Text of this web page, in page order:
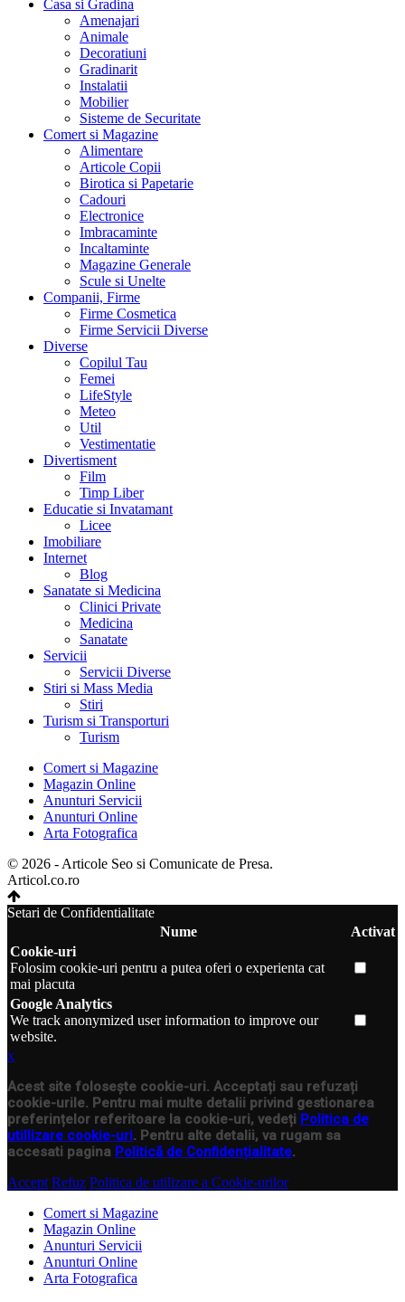
Casa si Gradina
Amenajari
Animale
Decoratiuni
Gradinarit
Instalatii
Mobilier
Sisteme de Securitate
Comert si Magazine
Alimentare
Articole Copii
Birotica si Papetarie
Cadouri
Electronice
Imbracaminte
Incaltaminte
Magazine Generale
Scule si Unelte
Companii, Firme
Firme Cosmetica
Firme Servicii Diverse
Diverse
Copilul Tau
Femei
LifeStyle
Meteo
Util
Vestimentatie
Divertisment
Film
Timp Liber
Educatie si Invatamant
Licee
Imobiliare
Internet
Blog
Sanatate si Medicina
Clinici Private
Medicina
Sanatate
Servicii
Servicii Diverse
Stiri si Mass Media
Stiri
Turism si Transporturi
Turism
Comert si Magazine
Magazin Online
Anunturi Servicii
Anunturi Online
Arta Fotografica
© 2026 - Articole Seo si Comunicate de Presa.
Articol.co.ro
Setari de Confidentialitate
Nume
Activat
Cookie-uri
Folosim cookie-uri pentru a putea oferi o experienta cat
mai placuta
Google Analytics
We track anonymized user information to improve our
website.
x
Acest site folosește cookie-uri. Acceptați sau refuzați
cookie-urile. Pentru mai multe detalii privind gestionarea
preferințelor referitoare la cookie-uri, vedeți Politica de
utillizare cookie-uri. Pentru alte detalii, va rugam sa
accesati pagina Politică de Confidențialitate.
Accept Refuz Politica de utilizare a Cookie-urilor
Comert si Magazine
Magazin Online
Anunturi Servicii
Anunturi Online
Arta Fotografica